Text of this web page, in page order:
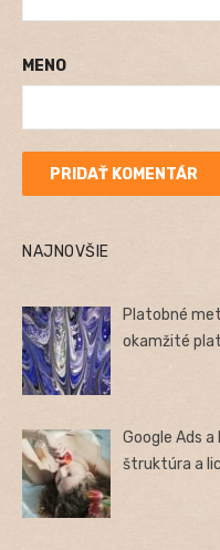
MENO
NAJNOVŠIE
Platobné
okamžité
Google Ads
štruktúra a